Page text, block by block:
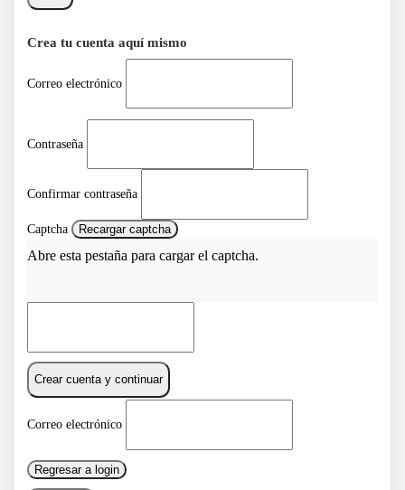
Crea tu cuenta aquí mismo
Correo electrónico
Contraseña
Confirmar contraseña
Captcha Recargar captcha
Abre esta pestaña para cargar el captcha.
Crear cuenta y continuar
Correo electrónico
Regresar a login